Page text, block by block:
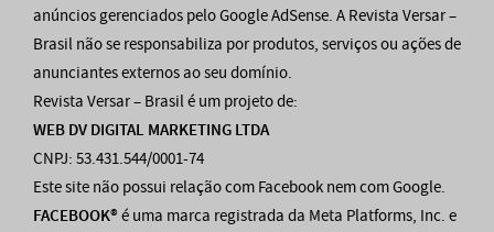
anúncios gerenciados pelo Google AdSense. A Revista Versar –
Brasil não se responsabiliza por produtos, serviços ou ações de
anunciantes externos ao seu domínio.
Revista Versar – Brasil é um projeto de:
WEB DV DIGITAL MARKETING LTDA
CNPJ: 53.431.544/0001-74
Este site não possui relação com Facebook nem com Google.
FACEBOOK®é uma marca registrada da Meta Platforms, Inc. e